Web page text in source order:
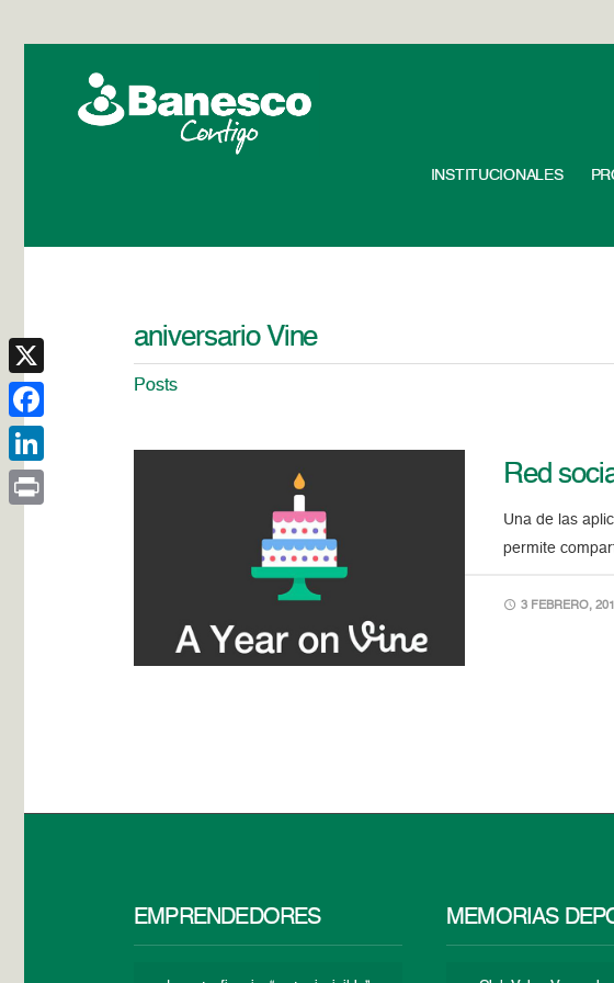
INSTITUCIONALES
aniversario Vine
Posts
Red
Una de las
permite
3 FEBRERO,
EMPRENDEDORES MEMORIAS
X
Facebook
LinkedIn